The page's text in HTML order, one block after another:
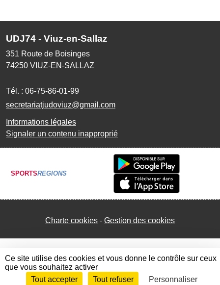
UDJ74 - Viuz-en-Sallaz
351 Route de Boisinges
74250 VIUZ-EN-SALLAZ
Tél. : 06-75-86-01-99
secretariatjudoviuz@gmail.com
Informations légales
Signaler un contenu inapproprié
SPORTSREGIONS
Charte cookies Gestion des cookies
Envie de participer ? Connexion
Ce site utilise des cookies et vous donne le contrôle sur ceux
que vous souhaitez activer
Tout accepter
Tout refuser Personnaliser